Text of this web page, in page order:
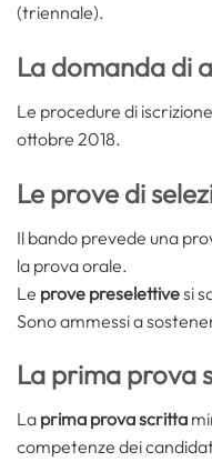
(triennale).
La domanda di
Le procedure di
ottobre 2018.
Le prove di
Il bando prevede una
la prova orale.
Le prove preselettivesi
Sono ammessi a
La prima prova
La prima prova scritta
competenze dei